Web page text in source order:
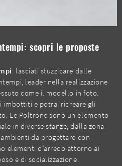
scopri le proposte
: lasciati stuzzicare dalle
leader nella realizzazione
come il modello in foto.
imbottiti e potrai ricreare gli
Le Poltrone sono un elemento
in diverse stanze, dalla zona
da progettare con
elementi d’arredo attorno ai
e di socializzazione.